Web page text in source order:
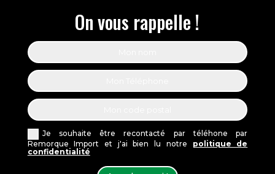
On vous rappelle !
Je souhaite être recontacté par téléhone par
Remorque Import et j'ai bien lu notre politique de
confidentialité